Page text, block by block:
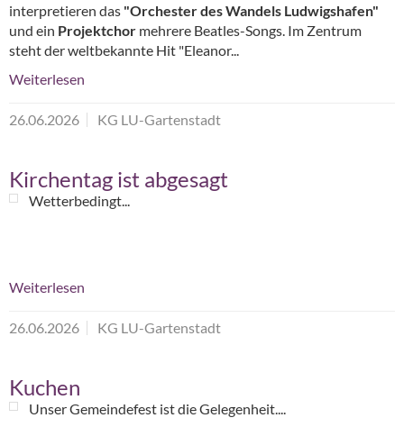
interpretieren das "Orchester des Wandels Ludwigshafen"
und ein Projektchor mehrere Beatles-Songs. Im Zentrum
steht der weltbekannte Hit "Eleanor...
Weiterlesen
26.06.2026 KG LU-Gartenstadt
Kirchentag ist abgesagt
Wetterbedingt...
Weiterlesen
26.06.2026 KG LU-Gartenstadt
Kuchen
Unser Gemeindefest ist die Gelegenheit....